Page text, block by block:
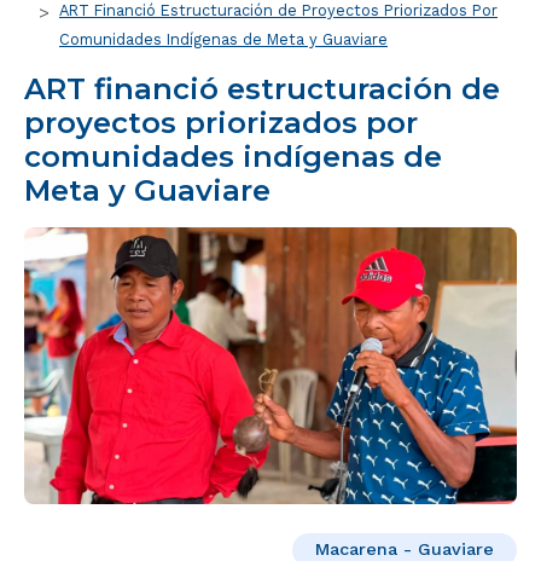
ART Financió Estructuración de Proyectos Priorizados Por
Comunidades Indígenas de Meta y Guaviare
ART financió estructuración de
proyectos priorizados por
comunidades indígenas de
Meta y Guaviare
Macarena - Guaviare